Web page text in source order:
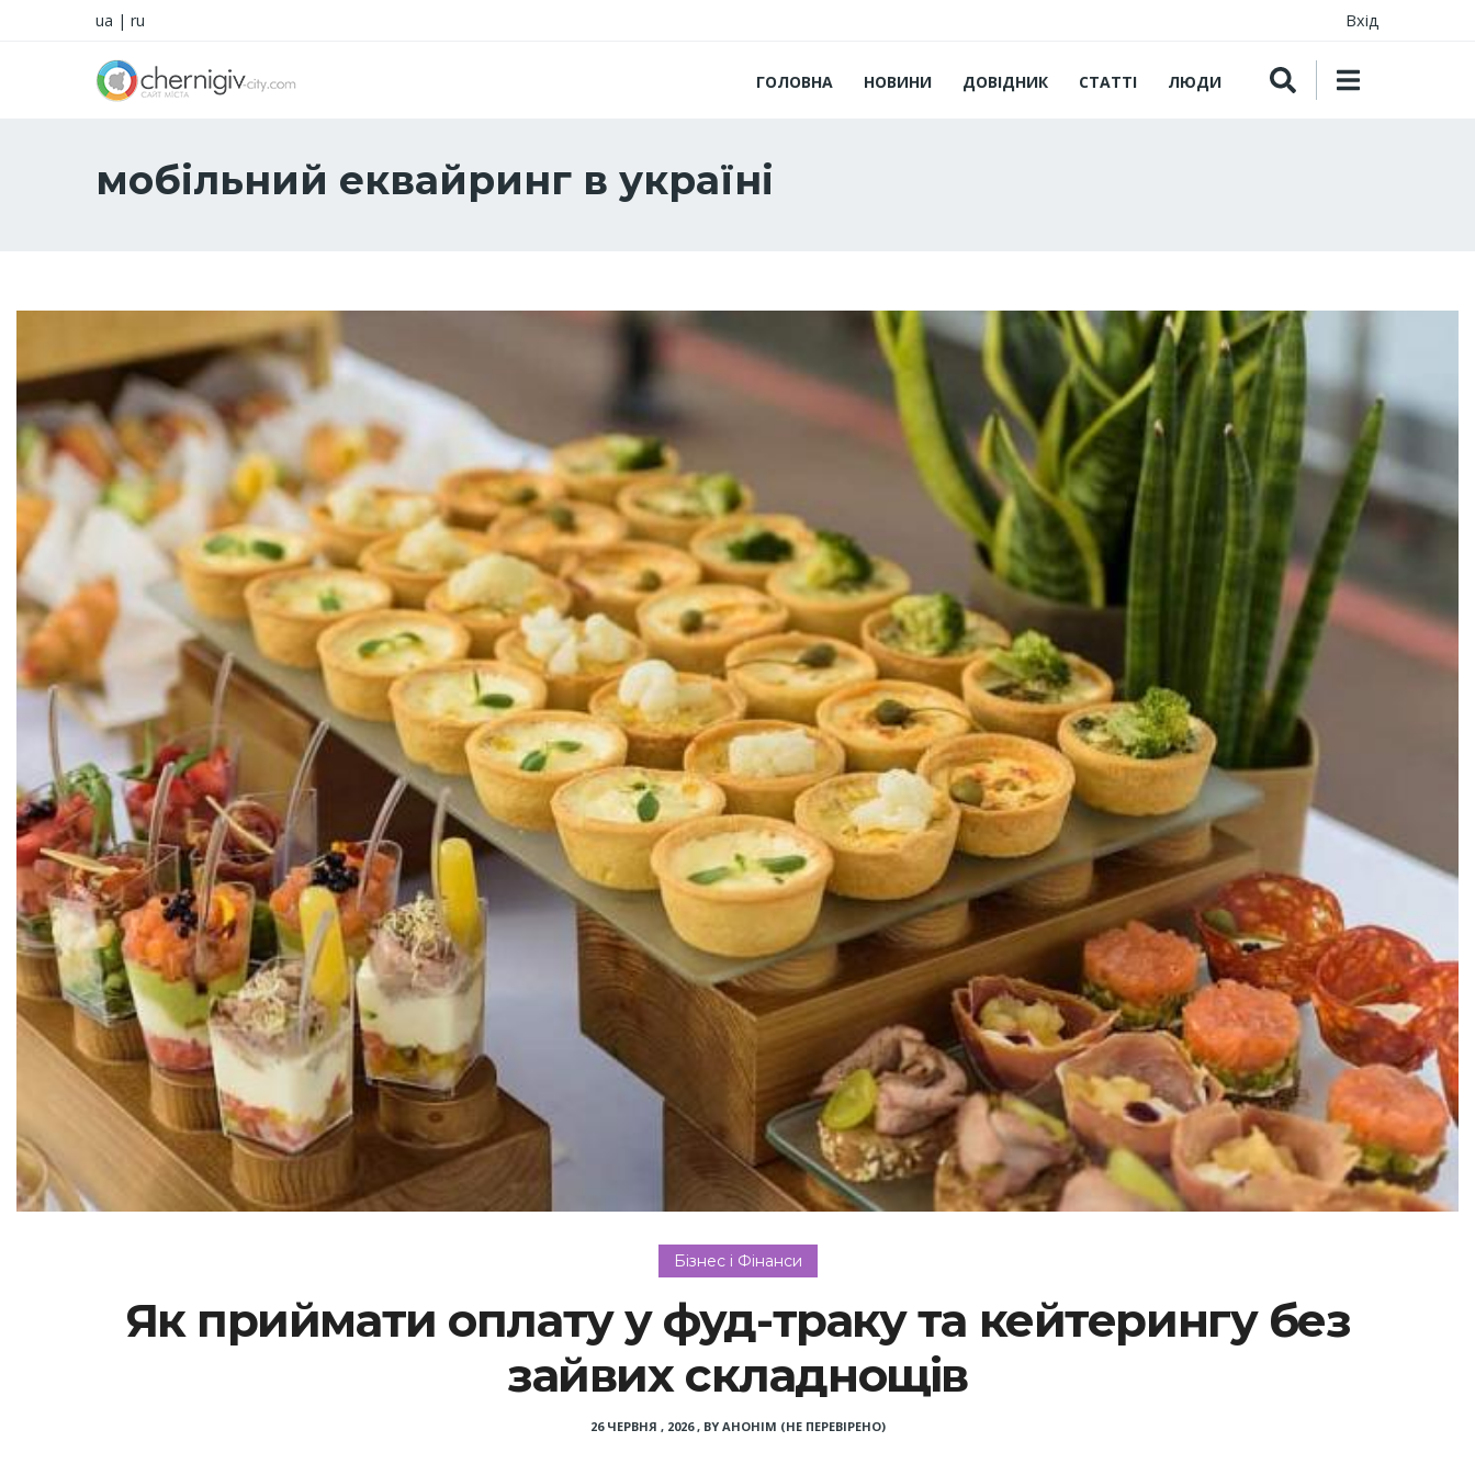
ua | ru Вхід
ГОЛОВНА НОВИНИ ДОВІДНИК СТАТТІ ЛЮДИ
мобільний еквайринг в україні
Бізнес і Фінанси
Як приймати оплату у фуд-траку та кейтерингу без
зайвих складнощів
26 ЧЕРВНЯ , 2026, BY АНОНІМ (НЕ ПЕРЕВІРЕНО)